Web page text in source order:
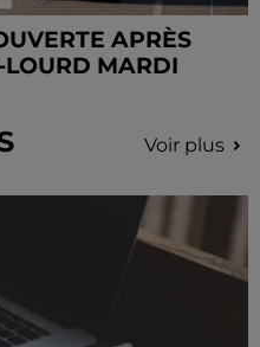
APRÈS
MARDI
Voir plus